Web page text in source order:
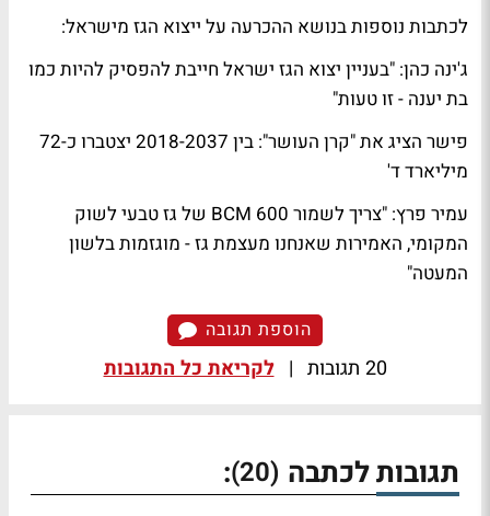
לכתבות נוספות בנושא ההכרעה על ייצוא הגז מישראל:
ג'ינה כהן: "בעניין יצוא הגז ישראל חייבת להפסיק להיות כמו
בת יענה - זו טעות"
פישר הציג את "קרן העושר": בין 2018-2037 יצטברו כ-72
מיליארד ד'
עמיר פרץ: "צריך לשמור 600 BCM של גז טבעי לשוק
המקומי, האמירות שאנחנו מעצמת גז - מוגזמות בלשון
המעטה"
הוספת תגובה
20 תגובות | לקריאת כל התגובות
תגובות לכתבה (20)
: